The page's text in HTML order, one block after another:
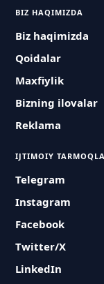
BIZ HAQIMIZDA
Biz haqimizda
Qoidalar
Maxfiylik
Bizning ilovalar
Reklama
IJTIMOIY
Telegram
Instagram
Facebook
Twitter/X
LinkedIn